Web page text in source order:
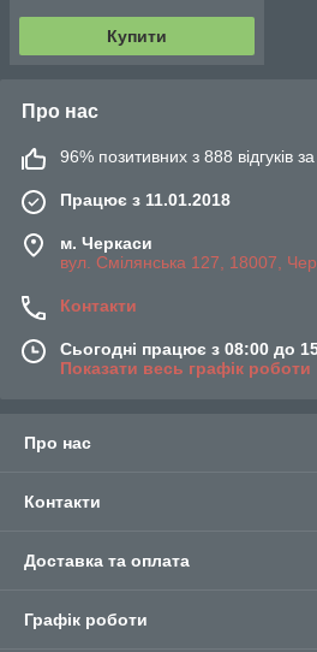
Купити
Про нас
96% позитивних з 888 відгуків за
Працює з 11.01.2018
м. Черкаси
вул. Смілянська 127, 18007,
Контакти
Сьогодні працює з 08:00 до
Показати весь графік роботи
Про нас
Контакти
Доставка та оплата
Графік роботи